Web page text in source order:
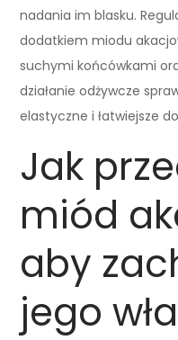
nadania im blasku.
dodatkiem miodu
suchymi końcówkami
działanie odżywcze
elastyczne i łatwiejsze
Jak
miód
aby
jego